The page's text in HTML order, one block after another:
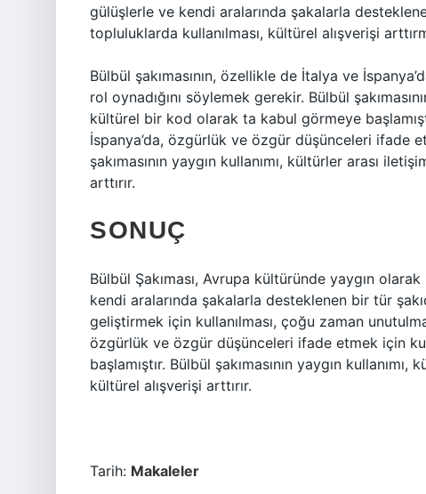
gülüşlerle ve kendi aralarında şakalarla
topluluklarda kullanılması, kültürel alışverişi
Bülbül şakımasının, özellikle de İtalya ve
rol oynadığını söylemek gerekir. Bülbül
kültürel bir kod olarak ta kabul görmeye
İspanya’da, özgürlük ve özgür düşünceleri ifade
şakımasının yaygın kullanımı, kültürler arası
arttırır.
SONUÇ
Bülbül Şakıması, Avrupa kültüründe yaygın
kendi aralarında şakalarla desteklenen bir tür
geliştirmek için kullanılması, çoğu zaman
özgürlük ve özgür düşünceleri ifade etmek için
başlamıştır. Bülbül şakımasının yaygın
kültürel alışverişi arttırır.
Tarih: Makaleler